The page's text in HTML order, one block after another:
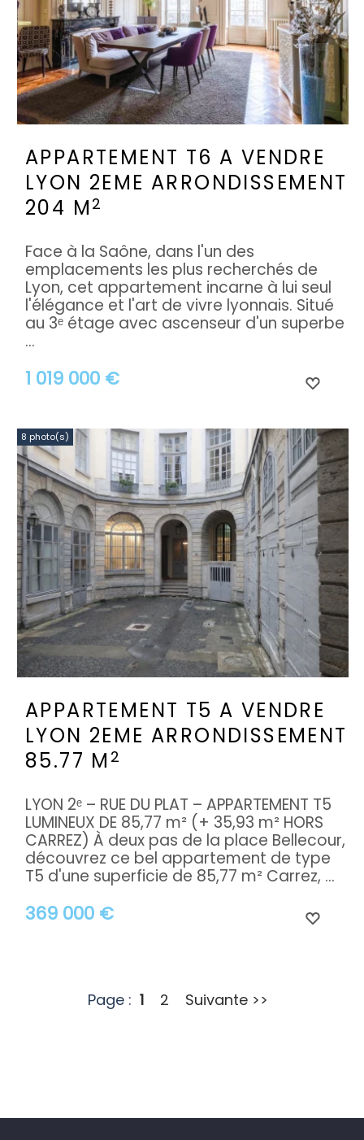
APPARTEMENT T6 A VENDRE
LYON 2EME ARRONDISSEMENT
204 M 2
1 019 000 €
Face à la Saône, dans l'un des
emplacements les plus recherchés de
Lyon, cet appartement incarne à lui seul
l'élégance et l'art de vivre lyonnais. Situé
au 3ᵉ étage avec ascenseur d'un superbe
...
8 photo(s)
APPARTEMENT T5 A VENDRE
LYON 2EME ARRONDISSEMENT
85.77 M 2
369 000 €
LYON 2ᵉ – RUE DU PLAT – APPARTEMENT T5
LUMINEUX DE 85,77 m² (+ 35,93 m² HORS
CARREZ) À deux pas de la place Bellecour,
découvrez ce bel appartement de type
T5 d'une superficie de 85,77 m² Carrez, ...
Page : 1 2 Suivante >>